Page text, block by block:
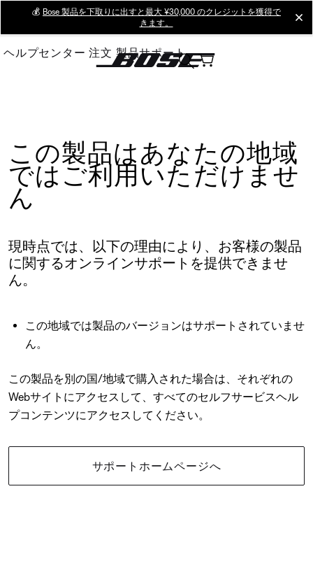
Main
💰 Bose 製品を下取りに出すと最大 ¥30,000 のクレジットを獲得で
きます。
ヘルプセンター 注文 製品サポート
この製品はあなたの地域
ではご利用いただけませ
ん
現時点では、以下の理由により、お客様の製品
に関するオンラインサポートを提供できませ
ん。
この地域では製品のバージョンはサポートされていませ
ん。
この製品を別の国/地域で購入された場合は、それぞれの
Webサイトにアクセスして、すべてのセルフサービスヘル
プコンテンツにアクセスしてください。
サポートホームページへ